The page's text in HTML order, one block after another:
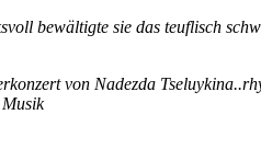
bewältigte sie das teuflisch
von Nadezda